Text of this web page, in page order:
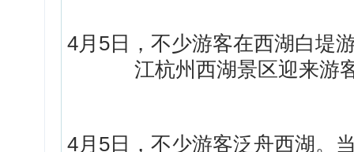
4月5日，不少游客在西湖白堤
江杭州西湖景区迎来游
4月5日，不少游客泛舟西湖。